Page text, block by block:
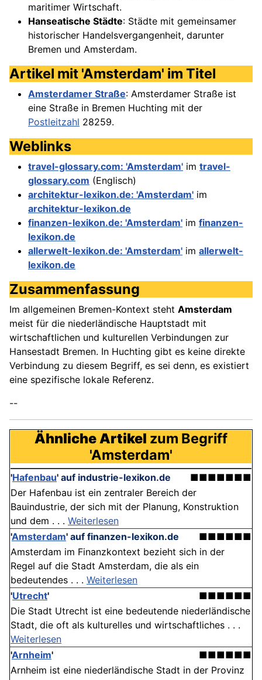
maritimer Wirtschaft.
Hanseatische Städte: Städte mit gemeinsamer
historischer Handelsvergangenheit, darunter
Bremen und Amsterdam.
Artikel mit 'Amsterdam' im Titel
Amsterdamer Straße: Amsterdamer Straße ist
eine Straße in Bremen Huchting mit der
Postleitzahl 28259.
Weblinks
travel-glossary.com: 'Amsterdam' im travel-
glossary.com (Englisch)
architektur-lexikon.de: 'Amsterdam' im
architektur-lexikon.de
finanzen-lexikon.de: 'Amsterdam' im finanzen-
lexikon.de
allerwelt-lexikon.de: 'Amsterdam' im allerwelt-
lexikon.de
Zusammenfassung
Im allgemeinen Bremen-Kontext steht Amsterdam
meist für die niederländische Hauptstadt mit
wirtschaftlichen und kulturellen Verbindungen zur
Hansestadt Bremen. In Huchting gibt es keine direkte
Verbindung zu diesem Begriff, es sei denn, es existiert
eine spezifische lokale Referenz.
--
Ähnliche Artikel zum Begriff
'Amsterdam'
'Hafenbau' auf industrie-lexikon.de
■■■■■■■
Der Hafenbau ist ein zentraler Bereich der
Bauindustrie, der sich mit der Planung, Konstruktion
und dem . . . Weiterlesen
'Amsterdam' auf finanzen-lexikon.de
■■■■■■
Amsterdam im Finanzkontext bezieht sich in der
Regel auf die Stadt Amsterdam, die als ein
bedeutendes . . . Weiterlesen
'Utrecht'
■■■■■■
Die Stadt Utrecht ist eine bedeutende niederländische
Stadt, die oft als kulturelles und wirtschaftliches . . .
Weiterlesen
'Arnheim'
■■■■■■
Arnheim ist eine niederländische Stadt in der Provinz